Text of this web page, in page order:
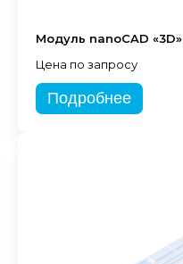
Модуль nanoCAD «3D»
Цена по запросу
Подробнее